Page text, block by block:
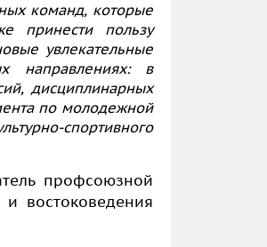
команд, которые
принести пользу
увлекательные
направлениях: в
дисциплинарных
по молодежной
спортивного
профсоюзной
востоковедения